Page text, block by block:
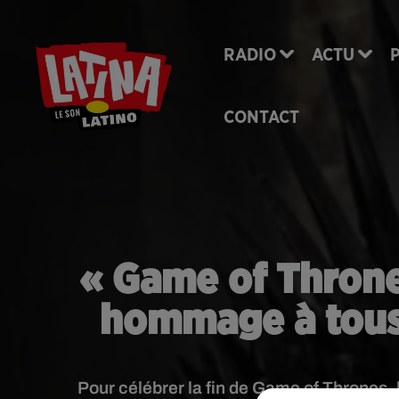
RADIO ACTU
CONTACT
« Game of
hommage à
Pour célébrer la fin de Game of